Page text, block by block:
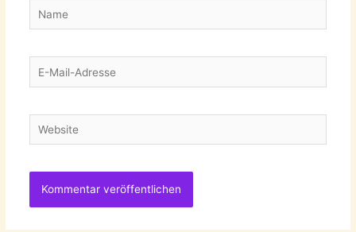
Name
E-
Mail-
Website